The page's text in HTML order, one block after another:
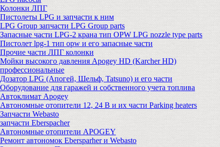
Колонки ЛПГ
Пистолеты LPG и запчасти к ним
LPG Group запчасти LPG Group parts
Запасные части LPG-2 крана тип OPW LPG nozzle type parts
Пистолет lpg-1 тип opw и его запасные части
Прочие части ЛПГ колонки
Мойки высокого давления Apogey HD (Karcher HD)
профессиональные
Дозатор LPG (Апогей, Шельф, Tatsuno) и его части
Оборудование для гаражей и собственного учета топлива
Автоклимат Apogey
Автономные отопители 12, 24 В и их части Parking heaters
Запчасти Webasto
запчасти Eberspacher
Автономные отопители APOGEY
Ремонт автономок Ebersparher и Webasto